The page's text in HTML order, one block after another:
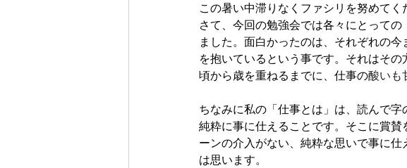
この暑い中滞りなくファシリを努めてく
さて、今回の勉強会では各々にとって
ました。面白かったのは、それぞれの
を抱いているという事です。それはそ
頃から歳を重ねるまでに、仕事の酸いも
ちなみに私の「仕事とは」は、読んで字
純粋に事に仕えることです。そこに賞
ーンの介入がない、純粋な思いで事に
は思います。